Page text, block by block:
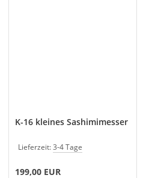
K-16 kleines Sashimimesser
Lieferzeit:3-4 Tage
199,00 EUR